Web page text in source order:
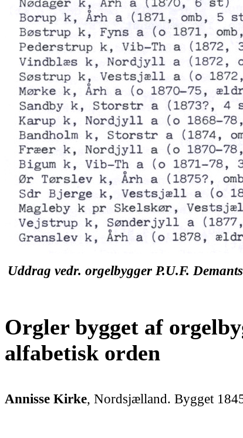
Uddrag vedr. orgelbygger P.U.F.
Orgler bygget af
alfabetisk orden
Annisse Kirke, Nordsjælland. Bygget